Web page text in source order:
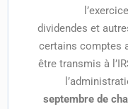
dividendes
certains
être